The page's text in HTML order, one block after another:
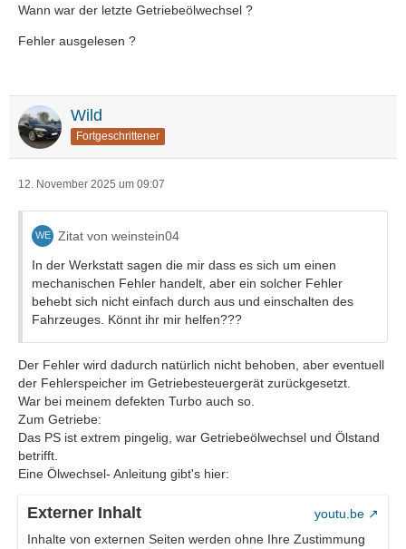
Wann war der letzte Getriebeölwechsel ?
Fehler ausgelesen ?
Wild
Fortgeschrittener
12. November 2025 um 09:07
Zitat von weinstein04
In der Werkstatt sagen die mir dass es sich um einen
mechanischen Fehler handelt, aber ein solcher Fehler
behebt sich nicht einfach durch aus und einschalten des
Fahrzeuges. Könnt ihr mir helfen???
Der Fehler wird dadurch natürlich nicht behoben, aber eventuell
der Fehlerspeicher im Getriebesteuergerät zurückgesetzt.
War bei meinem defekten Turbo auch so.
Zum Getriebe:
Das PS ist extrem pingelig, war Getriebeölwechsel und Ölstand
betrifft.
Eine Ölwechsel- Anleitung gibt's hier:
Externer Inhalt
youtu.be
Inhalte von externen Seiten werden ohne Ihre Zustimmung